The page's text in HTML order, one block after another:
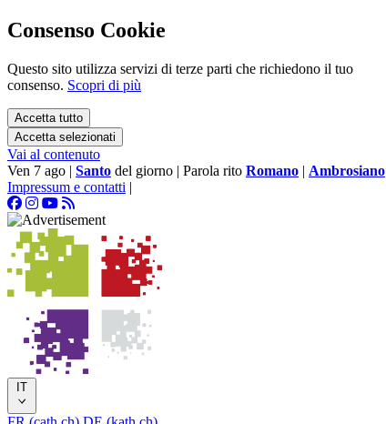
Consenso Cookie
Questo sito utilizza servizi di terze parti che richiedono il tuo
consenso. Scopri di più
Accetta tutto
Accetta selezionati
Vai al contenuto
Ven 7 ago | Santo del giorno | Parola rito Romano | Ambrosiano
Impressum e contatti |
IT